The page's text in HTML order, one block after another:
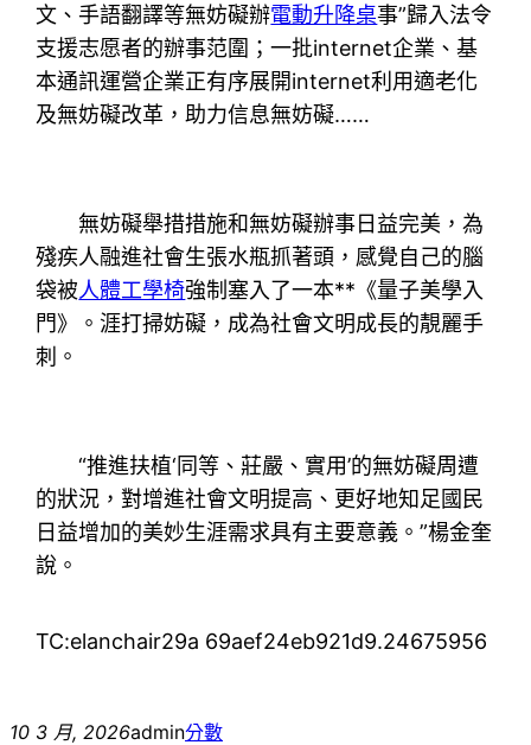
文、手語翻譯等無妨礙辦電動升降桌事”歸入法令
支援志愿者的辦事范圍；一批internet企業、基
本通訊運營企業正有序展開internet利用適老化
及無妨礙改革，助力信息無妨礙……
無妨礙舉措措施和無妨礙辦事日益完美，為
殘疾人融進社會生張水瓶抓著頭，感覺自己的腦
袋被人體工學椅強制塞入了一本**《量子美學入
門》。涯打掃妨礙，成為社會文明成長的靚麗手
刺。
“推進扶植‘同等、莊嚴、實用’的無妨礙周遭
的狀況，對增進社會文明提高、更好地知足國民
日益增加的美妙生涯需求具有主要意義。”楊金奎
說。
TC:elanchair29a 69aef24eb921d9.24675956
10 3 月, 2026admin分數